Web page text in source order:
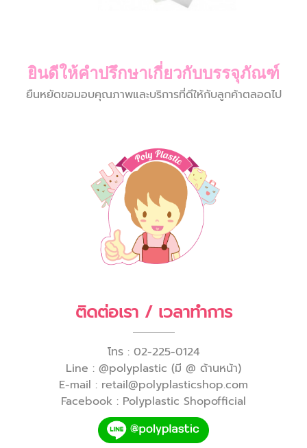
ยินดีให้คำปรึกษาเกี่ยวกับบรรจุภัณฑ์
ยืนหยัดขอมอบคุณภาพและบริการที่ดีให้กับลูกค้าตลอดไป
ติดต่อเรา / เวลาทำการ
โทร : 02-225-0124
Line : @polyplastic (มี @ ด้านหน้า)
E-mail : retail@polyplasticshop.com
Facebook : Polyplastic Shopofficial